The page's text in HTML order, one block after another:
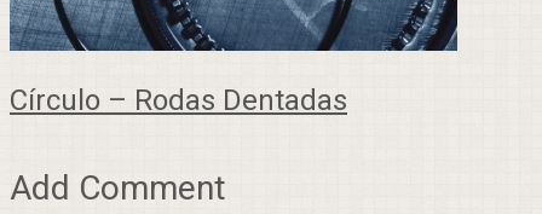
Círculo – Rodas Dentadas
Add Comment